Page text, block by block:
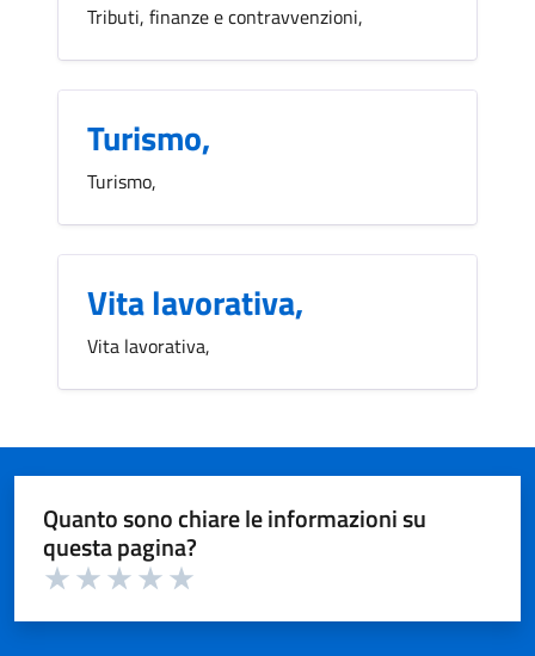
Tributi, finanze e contravvenzioni,
Turismo,
Turismo,
Vita lavorativa,
Vita lavorativa,
Quanto sono chiare le informazioni su
questa pagina?